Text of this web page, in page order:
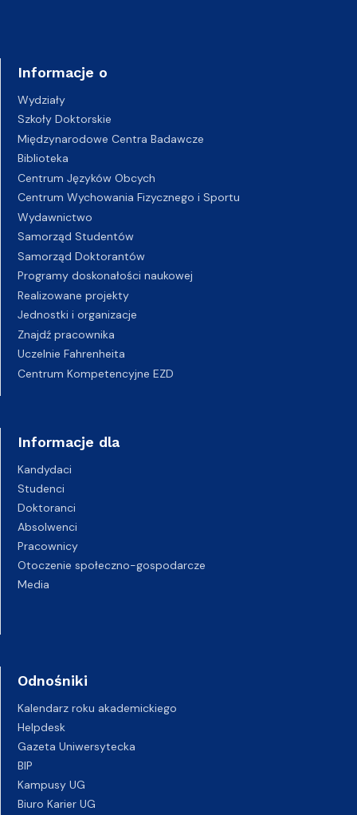
Informacje o
Wydziały
Szkoły Doktorskie
Międzynarodowe Centra Badawcze
Biblioteka
Centrum Języków Obcych
Centrum Wychowania Fizycznego i Sportu
Wydawnictwo
Samorząd Studentów
Samorząd Doktorantów
Programy doskonałości naukowej
Realizowane projekty
Jednostki i organizacje
Znajdź pracownika
Uczelnie Fahrenheita
Centrum Kompetencyjne EZD
Informacje dla
Kandydaci
Studenci
Doktoranci
Absolwenci
Pracownicy
Otoczenie społeczno-gospodarcze
Media
Odnośniki
Kalendarz roku akademickiego
Helpdesk
Gazeta Uniwersytecka
BIP
Kampusy UG
Biuro Karier UG